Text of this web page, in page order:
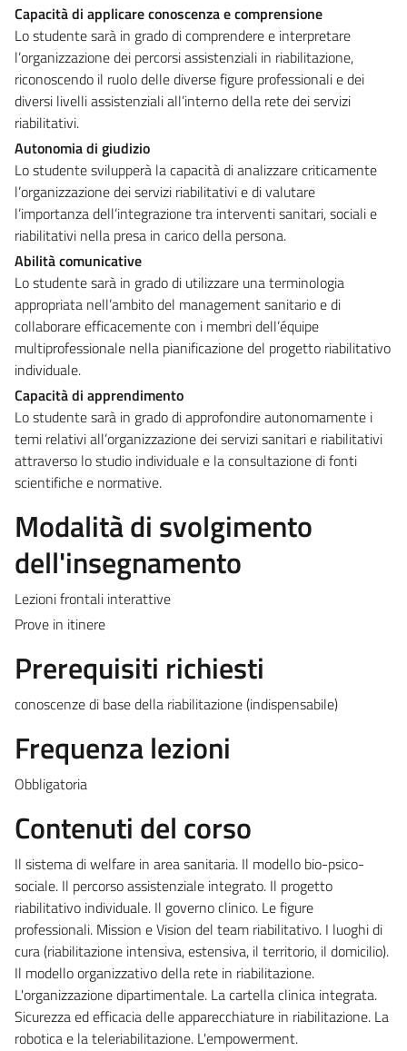
Capacità di applicare conoscenza e comprensione
Lo studente sarà in grado di comprendere e interpretare
l’organizzazione dei percorsi assistenziali in riabilitazione,
riconoscendo il ruolo delle diverse figure professionali e dei
diversi livelli assistenziali all’interno della rete dei servizi
riabilitativi.
Autonomia di giudizio
Lo studente svilupperà la capacità di analizzare criticamente
l’organizzazione dei servizi riabilitativi e di valutare
l’importanza dell’integrazione tra interventi sanitari, sociali e
riabilitativi nella presa in carico della persona.
Abilità comunicative
Lo studente sarà in grado di utilizzare una terminologia
appropriata nell’ambito del management sanitario e di
collaborare efficacemente con i membri dell’équipe
multiprofessionale nella pianificazione del progetto riabilitativo
individuale.
Capacità di apprendimento
Lo studente sarà in grado di approfondire autonomamente i
temi relativi all’organizzazione dei servizi sanitari e riabilitativi
attraverso lo studio individuale e la consultazione di fonti
scientifiche e normative.
Modalità di svolgimento
dell'insegnamento
Lezioni frontali interattive
Prove in itinere
Prerequisiti richiesti
conoscenze di base della riabilitazione (indispensabile)
Frequenza lezioni
Obbligatoria
Contenuti del corso
Il sistema di welfare in area sanitaria. Il modello bio-psico-
sociale. Il percorso assistenziale integrato. Il progetto
riabilitativo individuale. Il governo clinico. Le figure
professionali. Mission e Vision del team riabilitativo. I luoghi di
cura (riabilitazione intensiva, estensiva, il territorio, il domicilio).
Il modello organizzativo della rete in riabilitazione.
L'organizzazione dipartimentale. La cartella clinica integrata.
Sicurezza ed efficacia delle apparecchiature in riabilitazione. La
robotica e la teleriabilitazione. L'empowerment.